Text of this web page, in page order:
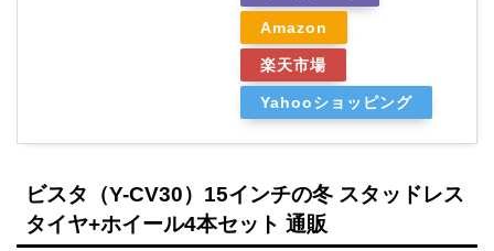
Amazon
楽天市場
Yahooショッピング
ビスタ（Y-CV30）15インチの冬 スタッドレス
タイヤ+ホイール4本セット 通販